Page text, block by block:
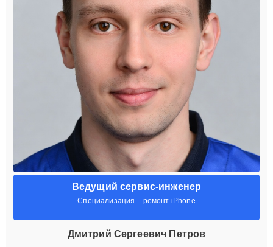
Ведущий сервис-инженер
Специализация – ремонт iPhone
Дмитрий Сергеевич Петров